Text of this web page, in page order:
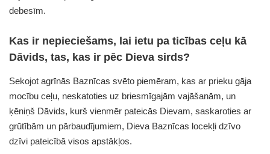
debesīm.
Kas ir nepieciešams, lai ietu pa ticības ceļu kā
Dāvids, tas, kas ir pēc Dieva sirds?
Sekojot agrīnās Baznīcas svēto piemēram, kas ar prieku gāja
mocību ceļu, neskatoties uz briesmīgajām vajāšanām, un
ķēniņš Dāvids, kurš vienmēr pateicās Dievam, saskaroties ar
grūtībām un pārbaudījumiem, Dieva Baznīcas locekļi dzīvo
dzīvi pateicībā visos apstākļos.